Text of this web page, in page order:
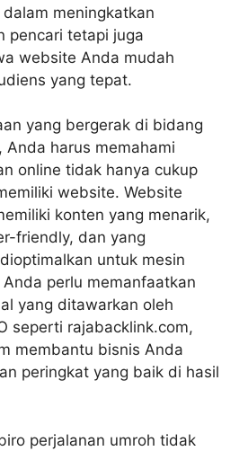
meningkatkan
pencari tetapi juga
website Anda mudah
yang tepat.
yang bergerak di bidang
Anda harus memahami
online tidak hanya cukup
website. Website
konten yang menarik,
friendly, dan yang
untuk mesin
perlu memanfaatkan
yang ditawarkan oleh
seperti rajabacklink.com,
membantu bisnis Anda
peringkat yang baik di hasil
perjalanan umroh tidak